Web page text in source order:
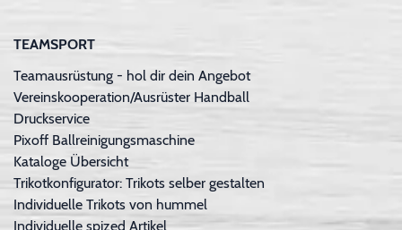
TEAMSPORT
Teamausrüstung - hol dir dein Angebot
Vereinskooperation/Ausrüster Handball
Druckservice
Pixoff Ballreinigungsmaschine
Kataloge Übersicht
Trikotkonfigurator: Trikots selber gestalten
Individuelle Trikots von hummel
Individuelle spized Artikel